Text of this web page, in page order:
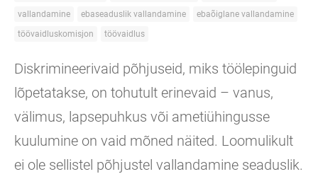
vallandamine
ebaseaduslik vallandamine
ebaõiglane vallandamine
töövaidluskomisjon
töövaidlus
Diskrimineerivaid põhjuseid, miks töölepinguid
lõpetatakse, on tohutult erinevaid – vanus,
välimus, lapsepuhkus või ametiühingusse
kuulumine on vaid mõned näited. Loomulikult
ei ole sellistel põhjustel vallandamine seaduslik.